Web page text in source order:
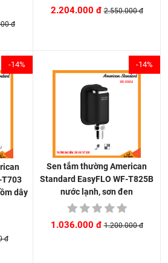
đ
2.204.000 đ 2.550.000 đ
-14%
T703
dây
đ
-14%
Sen tắm thường American
Standard EasyFLO WF-T825B
nước lạnh, sơn đen
1.036.000 đ 1.200.000 đ